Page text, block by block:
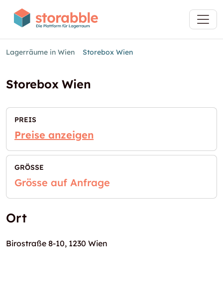
Lagerräume in Wien Storebox Wien
Storebox Wien
PREIS
Preise anzeigen
GRÖSSE
Grösse auf Anfrage
Ort
Birostraße 8-10, 1230 Wien